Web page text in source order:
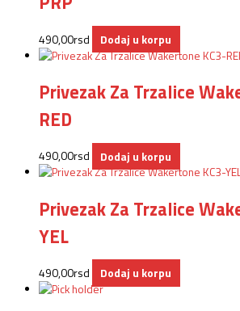
490,00rsd Dodaj u korpu
Privezak Za Trzalice
RED
490,00rsd Dodaj u korpu
Privezak Za Trzalice
YEL
490,00rsd Dodaj u korpu